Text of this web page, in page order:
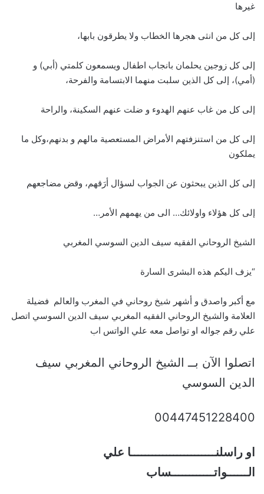
غيرها
إلى كل من انثى هجرها الخطاب ولا يطرقون بابها،
إلى كل زوجين يحلمان بانجاب اطفال ويسمعون كلمتي (أبي) و
(أمي)، إلى كل الذين سلبت منهما الابتسامة والفرحة،
إلى كل من غاب عنهم الهدوء و ضلت عنهم السكينة، والراحة
إلى كل من استنزفتهم الأمراض المستعصية مالهم و بدنهم،وكل ما
يملكون
إلى كل الذين يبحثون عن الجواب لسؤال أرَقهم، وقض مضاجعهم
إلى كل هؤلاء واولائك… الى من يهمهم الأمر…
الشيخ الروحاني الفقيه سيف الدين السوسي المغربي
“يزف اليكم هذه البشرى السارة
مع أكبر واصدق و أشهر شيخ روحاني في المغرب والعالم فضيلة
العلامة والشيخ الروحاني الفقيه المغربي سيف الدين السوسي اتصل
علي رقم جواله او تواصل معه علي الواتس اب
اتصلوا الآن بــ الشيخ الروحاني المغربي سيف
الدين السوسي
00447451228400
او راسلنــــــــــــــــــــــــا علي
الــــــواتــــــــــــساب